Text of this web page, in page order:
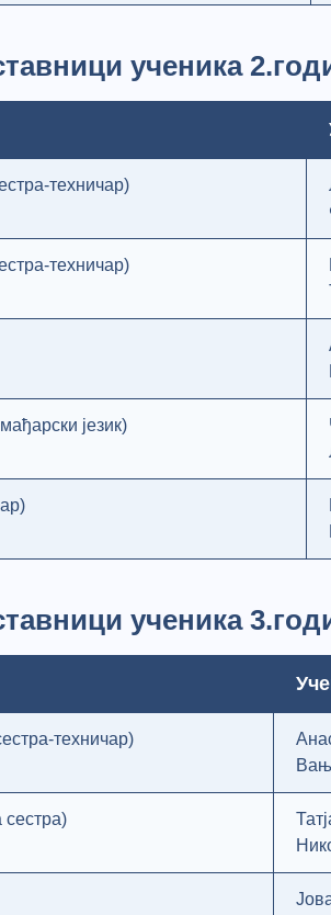
ученика
техничар)
техничар)
језик)
ученика
техничар)
сестра)